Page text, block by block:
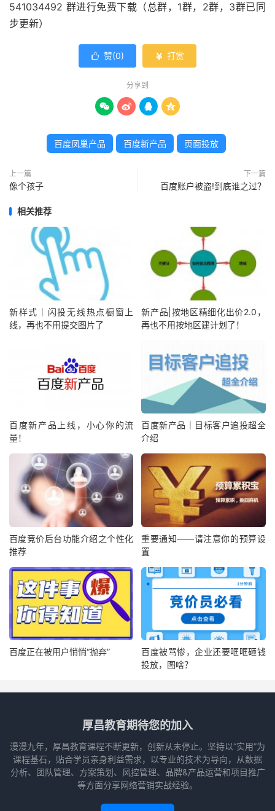
541034492 群进行免费下载（总群，1群，2群，3群已同
步更新）
 赞(0)  打赏
分享到
   
百度凤巢产品 百度新产品 页面投放
上一篇
像个孩子
下一篇
百度账户被盗!到底谁之过？
相关推荐
新样式｜闪投无线热点橱窗上
线，再也不用提交图片了
新产品|按地区精细化出价2.0，
再也不用按地区建计划了！
百度新产品上线，小心你的流
量！
百度新产品｜目标客户追投超全
介绍
百度竞价后台功能介绍之个性化
推荐
重要通知——请注意你的预算设
置
百度正在被用户悄悄“抛弃”
百度被骂惨，企业还要哐哐砸钱
投放，图啥？
厚昌教育期待您的加入
漫漫九年，厚昌教育课程不断更新，创新从未停止。坚持以“实用”为
课程基石，贴合学员亲身利益需求，以专业的技术为导向，从数据
分析、团队管理、方案策划、风控管理、品牌&产品运营和项目推广
等方面分享网络营销实战经验。